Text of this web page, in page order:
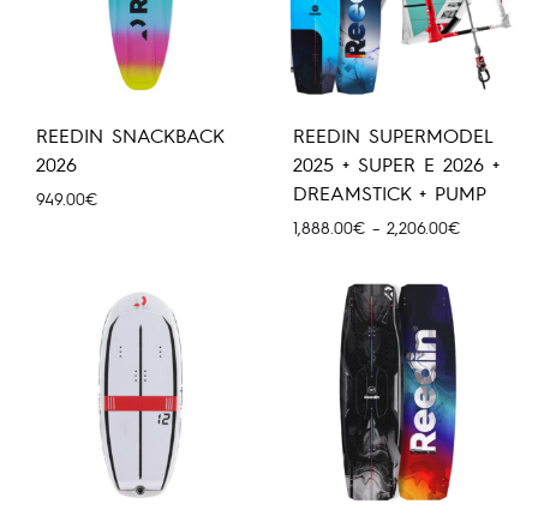
REEDIN SNACKBACK
2026
949.00€
REEDIN SUPERMODEL
2025 + SUPER E 2026 +
DREAMSTICK + PUMP
1,888.00€ – 2,206.00€Price